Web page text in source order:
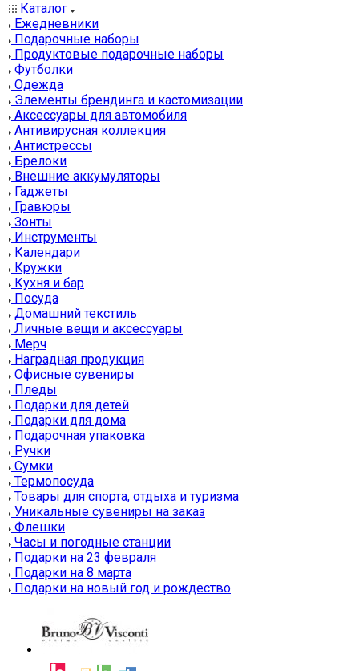
Каталог
Ежедневники
Подарочные наборы
Продуктовые подарочные наборы
Футболки
Одежда
Элементы брендинга и кастомизации
Аксессуары для автомобиля
Антивирусная коллекция
Антистрессы
Брелоки
Внешние аккумуляторы
Гаджеты
Гравюры
Зонты
Инструменты
Календари
Кружки
Кухня и бар
Посуда
Домашний текстиль
Личные вещи и аксессуары
Мерч
Наградная продукция
Офисные сувениры
Пледы
Подарки для детей
Подарки для дома
Подарочная упаковка
Ручки
Сумки
Термопосуда
Товары для спорта, отдыха и туризма
Уникальные сувениры на заказ
Флешки
Часы и погодные станции
Подарки на 23 февраля
Подарки на 8 марта
Подарки на новый год и рождество